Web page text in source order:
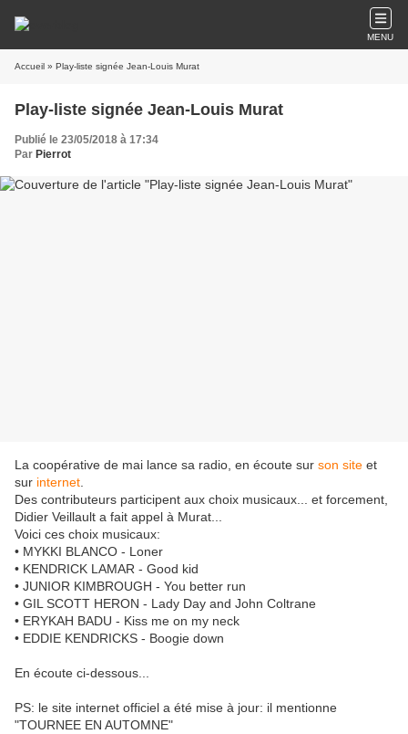
MENU
Accueil » Play-liste signée Jean-Louis Murat
Play-liste signée Jean-Louis Murat
Publié le 23/05/2018 à 17:34
Par Pierrot
La coopérative de mai lance sa radio, en écoute sur son site et
sur internet
Des contributeurs participent aux choix musicaux... et forcement,
Didier Veillault a fait appel à Murat...
Voici ces choix musicaux:
• MYKKI BLANCO - Loner
• KENDRICK LAMAR - Good kid
• JUNIOR KIMBROUGH - You better run
• GIL SCOTT HERON - Lady Day and John Coltrane
• ERYKAH BADU - Kiss me on my neck
• EDDIE KENDRICKS - Boogie down
En écoute ci-dessous...
PS: le site internet officiel a été mise à jour: il mentionne
"TOURNEE EN AUTOMNE"